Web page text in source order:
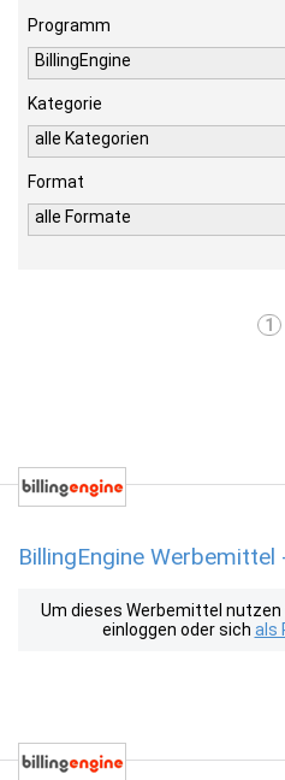
Programm
BillingEngine
Kategorie
alle Kategorien
Format
alle Formate
1
BillingEngine
Um dieses Werbemittel
einloggen oder sich als